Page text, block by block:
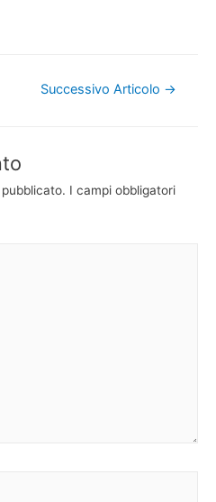
Successivo Articolo →
I campi obbligatori